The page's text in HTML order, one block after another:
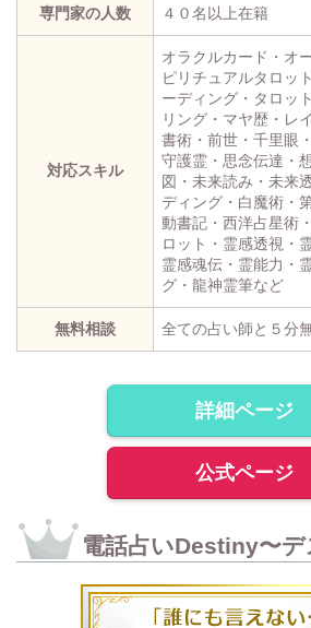
専門家の人数 ４０名以上在籍
対応スキル
オラクルカード・オ
ピリチュアルタロッ
ーディング・タロッ
リング・マヤ歴・レ
書術・前世・千里眼
守護霊・思念伝達・
図・未来読み・未来
ディング・白魔術・
動書記・西洋占星術
ロット・霊感透視・
霊感魂伝・霊能力・
グ・龍神霊筆など
無料相談 全ての占い師と５分
詳細ページ
公式ページ
電話占いDestiny〜